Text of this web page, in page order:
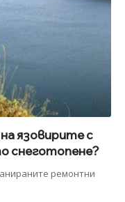
язовирите с
снеготопене?
ремонтни